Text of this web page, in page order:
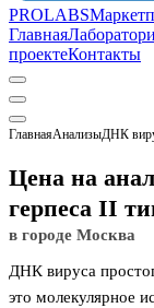
PROLABS
Главная
проектеКонтакты
ГлавнаяАнализы
Цена на
герпеса II
в городе Москва
ДНК вируса
это молекулярное